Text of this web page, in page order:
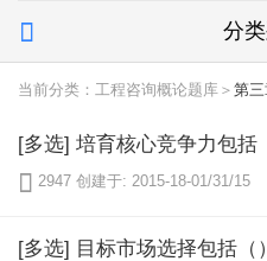
 分
当前分类：工程咨询概论题库＞ 第
[多选] 培育核心竞争力包括
 2947 创建于: 2015-18-01/31/15
[多选] 目标市场选择包括（